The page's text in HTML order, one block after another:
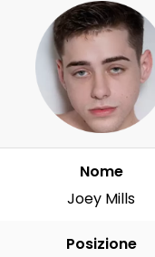
Nome
Joey Mills
Posizione